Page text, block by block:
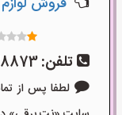
تلفن:
لطفا پس از